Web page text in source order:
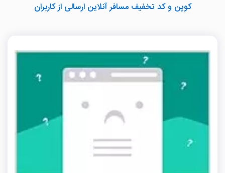
کوپن و کد تخفیف مسافر آنلاین ارسالی از کاربران